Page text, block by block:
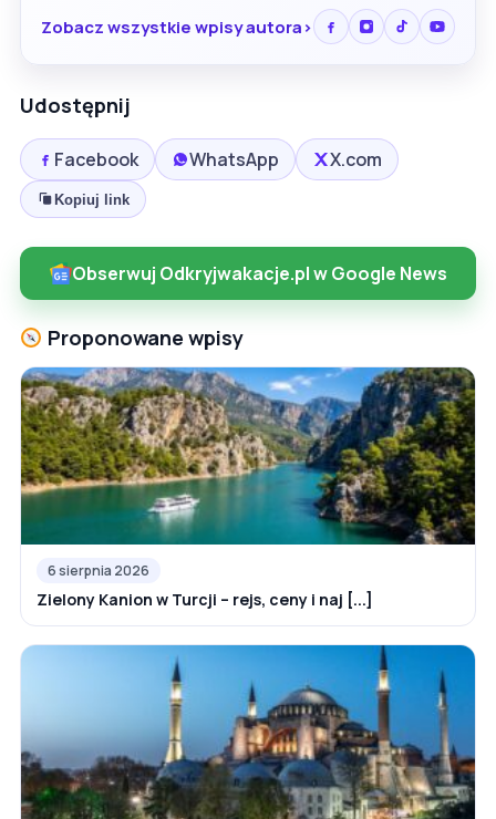
Zobacz wszystkie wpisy autora
Udostępnij
Facebook WhatsApp X.com
Kopiuj link
Obserwuj Odkryjwakacje.pl w Google News
Proponowane wpisy
6 sierpnia 2026
Zielony Kanion w Turcji – rejs, ceny i naj [...]